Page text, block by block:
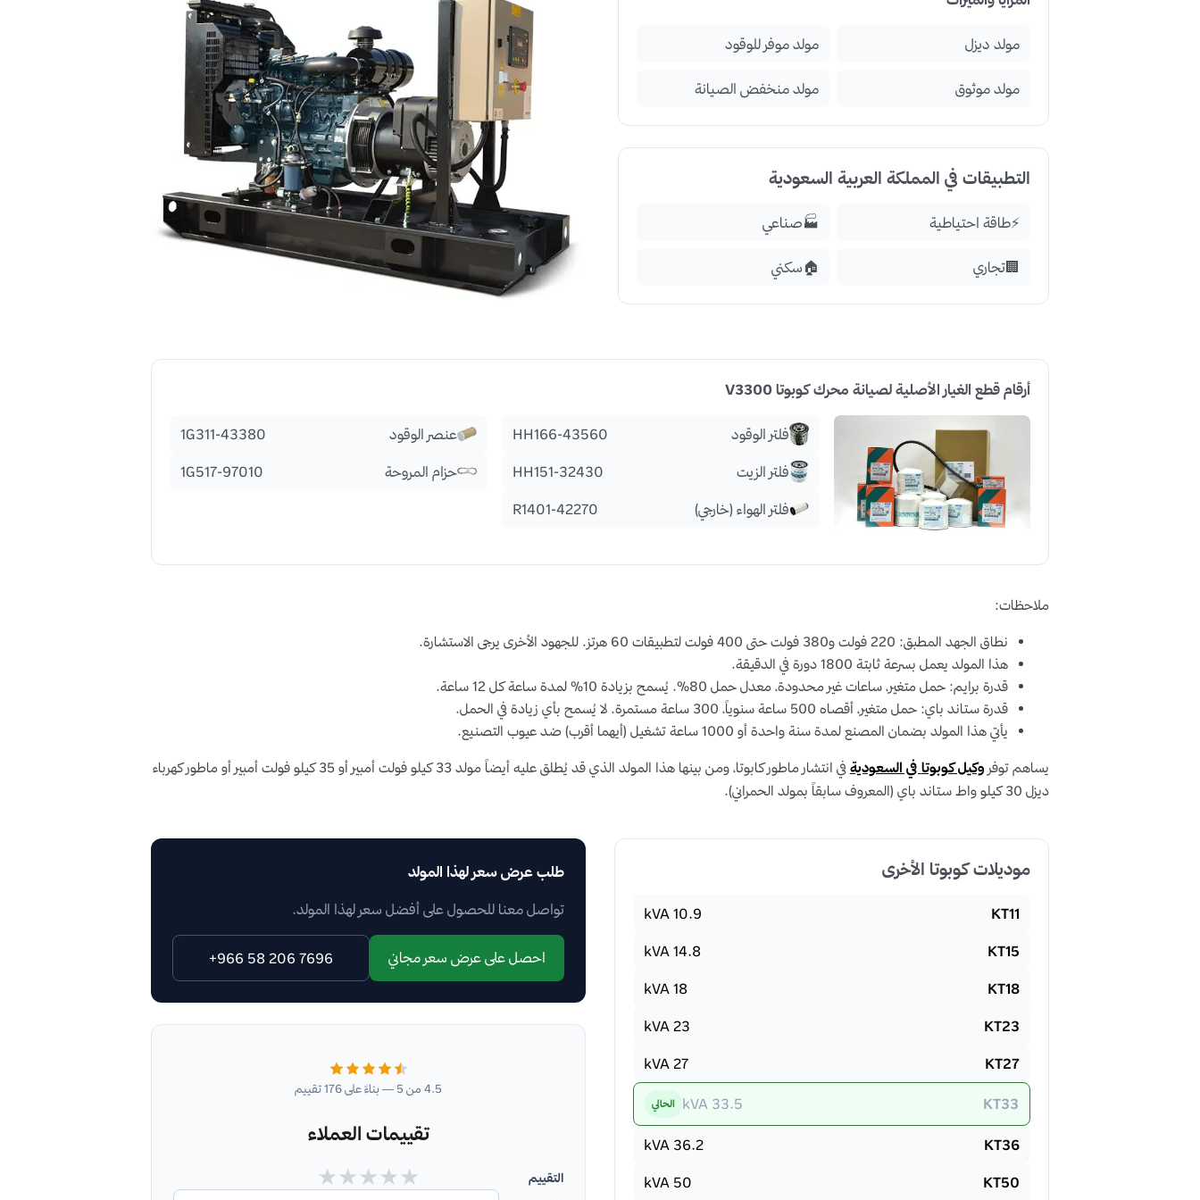
مولد ديزل مولد موفر للوقود
مولد موثوق مولد منخفض الصيانة
التطبيقات في المملكة العربية السعودية
⚡طاقة احتياطية 🏭صناعي
🏢تجاري 🏠 سكني
أرقام قطع الغيار الأصلية لصيانة محرك كوبوتا V3300
فلتر الوقود HH166-43560
فلتر الزيت HH151-32430
فلتر الهواء (خارجي) R1401-42270
عنصر الوقود 1G311-43380
حزام المروحة 1G517-97010
ملاحظات:
نطاق الجهد المطبق: 220 فولت و380 فولت حتى 400 فولت لتطبيقات 60 هرتز. للجهود الأخرى يرجى الاستشارة.
هذا المولد يعمل بسرعة ثابتة 1800 دورة في الدقيقة.
قدرة برايم: حمل متغير، ساعات غير محدودة، معدل حمل 80%. يُسمح بزيادة 10% لمدة ساعة كل 12 ساعة.
قدرة ستاند باي: حمل متغير، أقصاه 500 ساعة سنوياً، 300 ساعة مستمرة. لا يُسمح بأي زيادة في الحمل.
يأتي هذا المولد بضمان المصنع لمدة سنة واحدة أو 1000 ساعة تشغيل (أيهما أقرب) ضد عيوب التصنيع.
يساهم توفر وكيلكوبوتا في السعودية في انتشار ماطور كابوتا، ومن بينها هذا المولد الذي قد يُطلق عليه أيضاً مولد 33 كيلو فولت أمبير أو 35 كيلو فولت أمبير أو ماطور كهرباء
ديزل 30 كيلو واط ستاند باي (المعروف سابقاً بمولد الحمراني).
موديلات كوبوتا الأخرى
KT11
10.9
KT15
14.8
KT18
18
KT23
23
KT27
27
KT33
33.5 الحالي
KT36
36.2
KT50
50
طلب عرض سعر لهذا المولد
تواصل معنا للحصول على أفضل سعر لهذا المولد.
احصل على عرض سعر مجاني +966 58 206 7696
4.5 من 5 — بناءً على 176 تقييم
تقييمات العملاء
التقييم ★ ★ ★ ★ ★